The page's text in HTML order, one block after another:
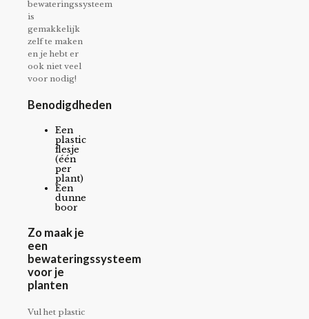
bewateringssysteem
is
gemakkelijk
zelf te maken
en je hebt er
ook niet veel
voor nodig!
Benodigdheden
Een
plastic
flesje
(één
per
plant)
Een
dunne
boor
Zo maak je
een
bewateringssysteem
voor je
planten
Vul het plastic